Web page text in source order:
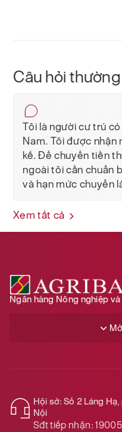
Câu hỏi
Tôi là người cư trú
Nam. Tôi được nhận
kế. Để chuyển tiền
ngoài tôi cần chuẩn
và hạn mức chuyển
Xem tất cả
Ngân hàng Nông nghiệp
Hội sở: Số 2 Láng
Nội
Sđt tiếp nhận: